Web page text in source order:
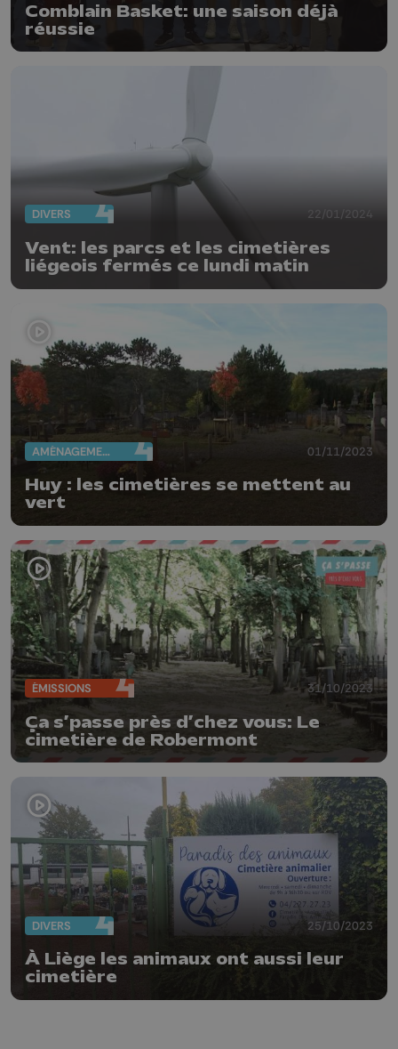
Comblain Basket: une saison déjà
réussie
DIVERS 22/01/2024
Vent: les parcs et les cimetières
liégeois fermés ce lundi matin
AMÉNAGEMENT DU TERRITOIRE 01/11/2023
Huy : les cimetières se mettent au
vert
ÉMISSIONS 31/10/2023
Ça s’passe près d’chez vous: Le
cimetière de Robermont
DIVERS 25/10/2023
À Liège les animaux ont aussi leur
cimetière